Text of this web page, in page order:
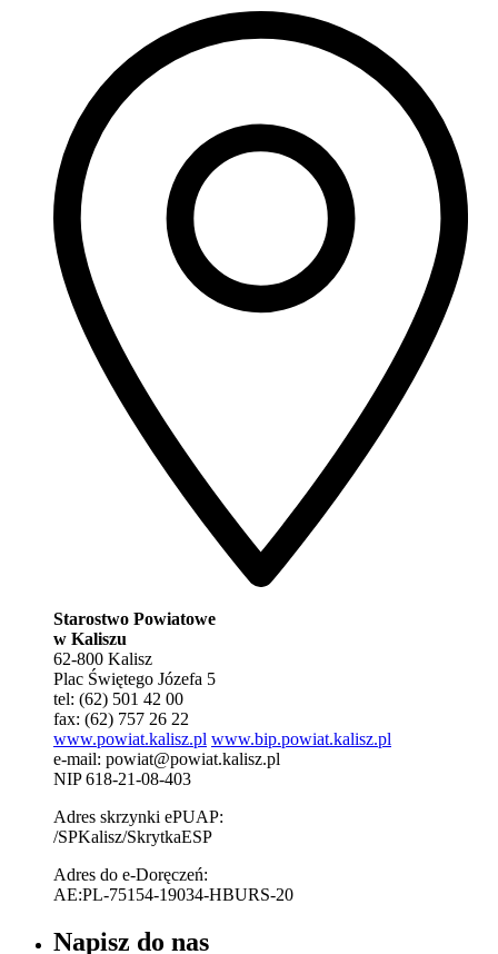
Starostwo Powiatowe
w Kaliszu
62-800 Kalisz
Plac Świętego Józefa 5
tel: (62) 501 42 00
fax: (62) 757 26 22
www.powiat.kalisz.pl www.bip.powiat.kalisz.pl
e-mail: powiat@powiat.kalisz.pl
NIP 618-21-08-403
Adres skrzynki ePUAP:
/SPKalisz/SkrytkaESP
Adres do e-Doręczeń:
AE:PL-75154-19034-HBURS-20
Napisz do nas